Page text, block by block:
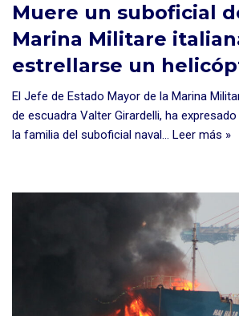
Muere un suboficial
Marina Militare
estrellarse un
El Jefe de Estado Mayor de la Marina
de escuadra Valter Girardelli, ha
la familia del suboficial naval… Leer más »